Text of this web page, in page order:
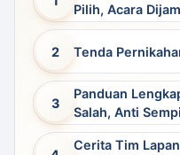
Pilih, Acara
Tenda
Panduan
Salah, Anti
Cerita Tim